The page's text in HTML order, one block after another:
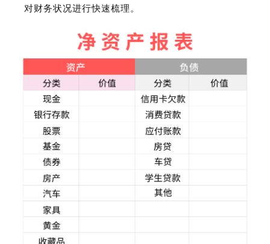
对财务状况进行快速梳理。